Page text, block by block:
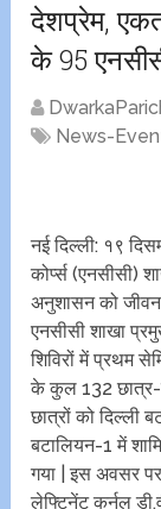
देशप्रेम,
के 95
News-
नई दिल्ली: १९
कोर्प्स (एनसीसी)
अनुशासन को
एनसीसी शाखा
शिविरों में प्रथम
के कुल 132 छात्र-
छात्रों को दिल्ली
बटालियन-1 में
गया | इस अवसर
लेफ्टिनेंट कर्नल